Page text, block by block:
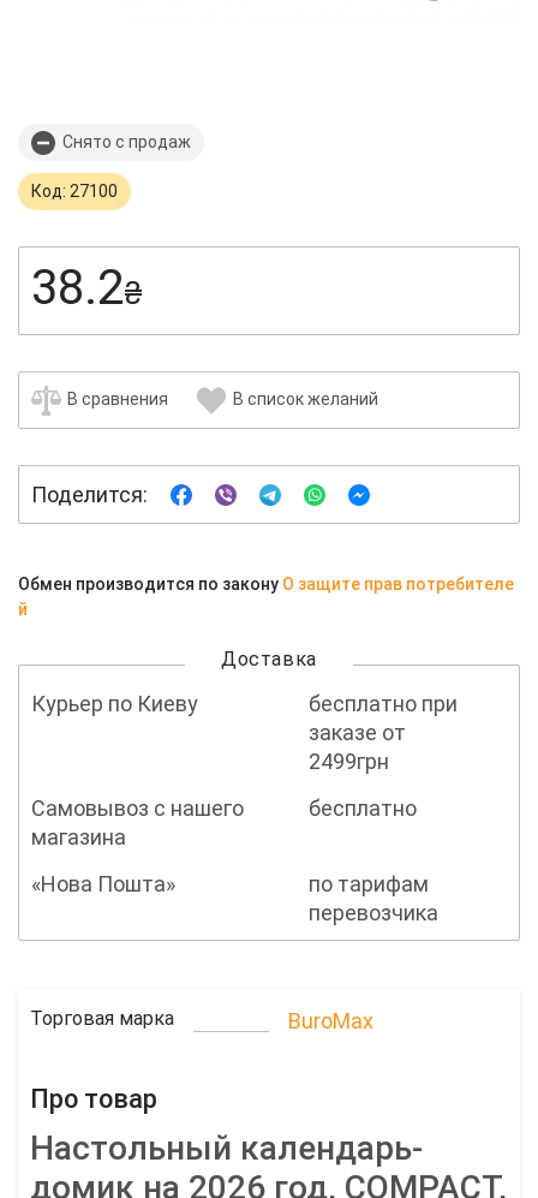
Снято с продаж
Код: 27100
38.2₴
В сравнения В список желаний
Поделится:
Обмен производится по закону О защите прав потребителе
й
Доставка
Курьер по Киеву
бесплатно при
заказе от
2499грн
Самовывоз с нашего
магазина
бесплатно
«Нова Пошта»
по тарифам
перевозчика
Торговая марка BuroMax
Про товар
Настольный календарь-
домик на 2026 год, COMPACT,